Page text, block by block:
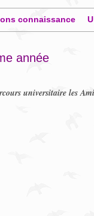
connaissance
année
universitaire les